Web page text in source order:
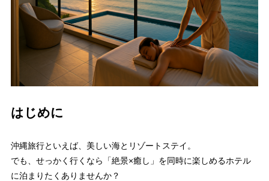
はじめに
沖縄旅行といえば、美しい海とリゾートステイ。
でも、せっかく行くなら「絶景×癒し」を同時に楽しめるホテル
に泊まりたくありませんか？